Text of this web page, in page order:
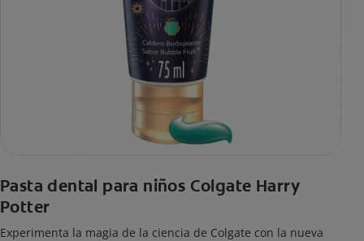
Pasta dental para niños Colgate Harry
Potter
Experimenta la magia de la ciencia de Colgate con la nueva